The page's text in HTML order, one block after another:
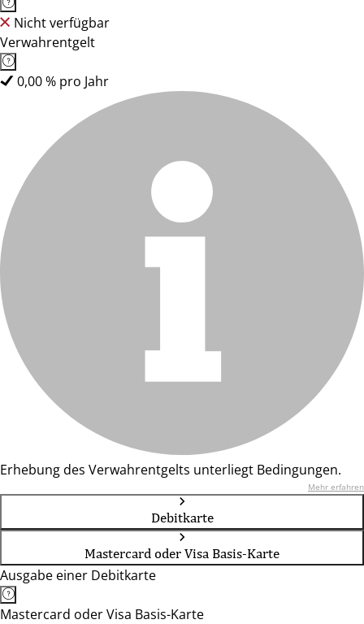
Nicht verfügbar
Verwahrentgelt
0,00 % pro Jahr
Erhebung des Verwahrentgelts unterliegt Bedingungen.
Mehr erfahren
Debitkarte
Mastercard oder Visa Basis-Karte
Ausgabe einer Debitkarte
Mastercard oder Visa Basis-Karte